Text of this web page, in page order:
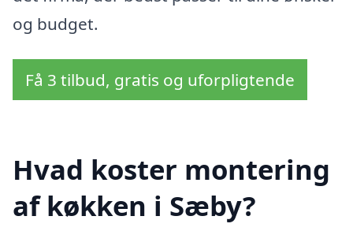
og budget.
Få 3 tilbud, gratis og uforpligtende
Hvad koster montering
af køkken i Sæby?